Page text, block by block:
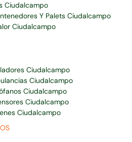
Ciudalcampo
Y Palets Ciudalcampo
Ciudalcampo
Ciudalcampo
Ciudalcampo
Ciudalcampo
Ciudalcampo
Ciudalcampo